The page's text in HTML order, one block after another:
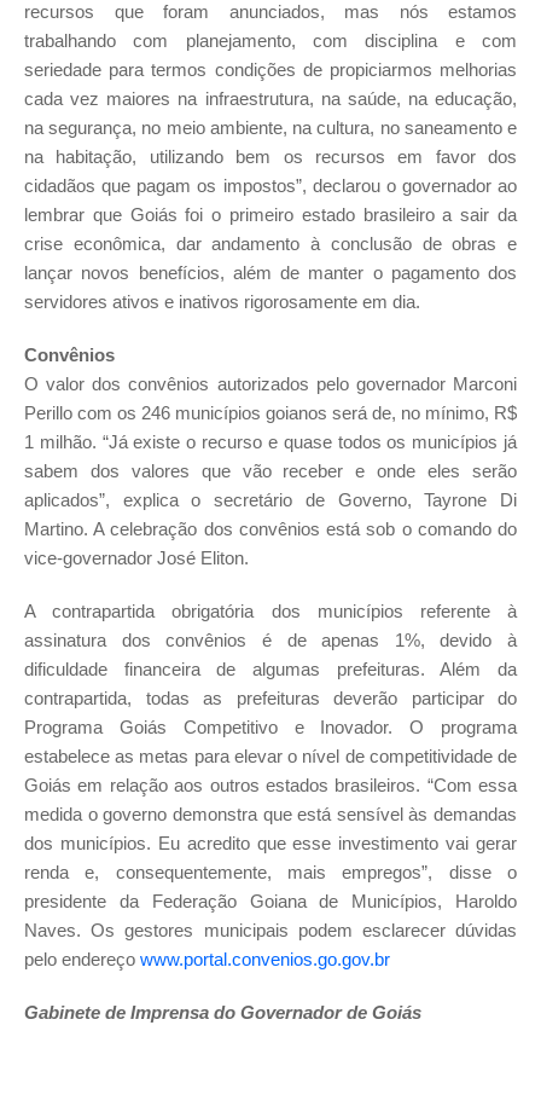
recursos que foram anunciados, mas nós estamos
trabalhando com planejamento, com disciplina e com
seriedade para termos condições de propiciarmos melhorias
cada vez maiores na infraestrutura, na saúde, na educação,
na segurança, no meio ambiente, na cultura, no saneamento e
na habitação, utilizando bem os recursos em favor dos
cidadãos que pagam os impostos”, declarou o governador ao
lembrar que Goiás foi o primeiro estado brasileiro a sair da
crise econômica, dar andamento à conclusão de obras e
lançar novos benefícios, além de manter o pagamento dos
servidores ativos e inativos rigorosamente em dia.
Convênios
O valor dos convênios autorizados pelo governador Marconi
Perillo com os 246 municípios goianos será de, no mínimo, R$
1 milhão. “Já existe o recurso e quase todos os municípios já
sabem dos valores que vão receber e onde eles serão
aplicados”, explica o secretário de Governo, Tayrone Di
Martino. A celebração dos convênios está sob o comando do
vice-governador José Eliton.
A contrapartida obrigatória dos municípios referente à
assinatura dos convênios é de apenas 1%, devido à
dificuldade financeira de algumas prefeituras. Além da
contrapartida, todas as prefeituras deverão participar do
Programa Goiás Competitivo e Inovador. O programa
estabelece as metas para elevar o nível de competitividade de
Goiás em relação aos outros estados brasileiros. “Com essa
medida o governo demonstra que está sensível às demandas
dos municípios. Eu acredito que esse investimento vai gerar
renda e, consequentemente, mais empregos”, disse o
presidente da Federação Goiana de Municípios, Haroldo
Naves. Os gestores municipais podem esclarecer dúvidas
pelo endereço www.portal.convenios.go.gov.br
Gabinete de Imprensa do Governador de Goiás